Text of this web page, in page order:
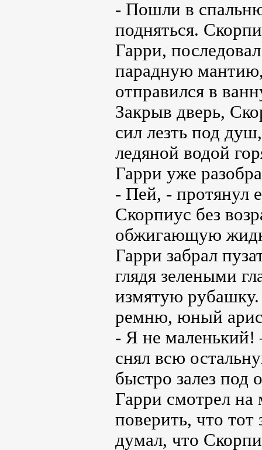
- Пошли в
подняться.
Гарри,
парадную
отправился в
Закрыв дверь,
сил лезть под
ледяной водой
Гарри уже
- Пей, - протянул
Скорпиус без
обжигающую
Гарри забрал
глядя зелеными
измятую
ремню, юный
- Я не маленький!
снял всю
быстро залез под
Гарри смотрел на
поверить, что тот
думал, что